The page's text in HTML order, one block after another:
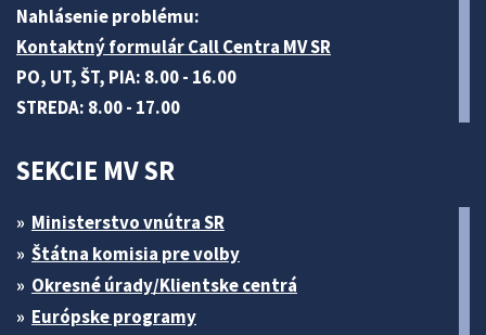
Nahlásenie problému:
Kontaktný formulár Call Centra MV SR
PO, UT, ŠT, PIA: 8.00 - 16.00
STREDA: 8.00 - 17.00
SEKCIE MV SR
Ministerstvo vnútra SR
Štátna komisia pre volby
Okresné úrady/Klientske centrá
Európske programy